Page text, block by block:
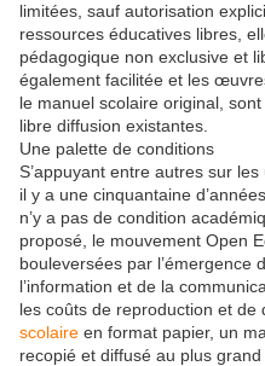
limitées, sauf autorisation
ressources éducatives libres,
pédagogique non exclusive et
également facilitée et les
le manuel scolaire original,
libre diffusion existantes.
Une palette de conditions
S’appuyant entre autres sur
il y a une cinquantaine
n’y a pas de condition
proposé, le mouvement Open
bouleversées par l’émergence
l’information et de la
les coûts de reproduction et de
scolaire en format papier, un
recopié et diffusé au plus